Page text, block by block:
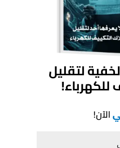
لتقليل
للكهرباء!
الآن!